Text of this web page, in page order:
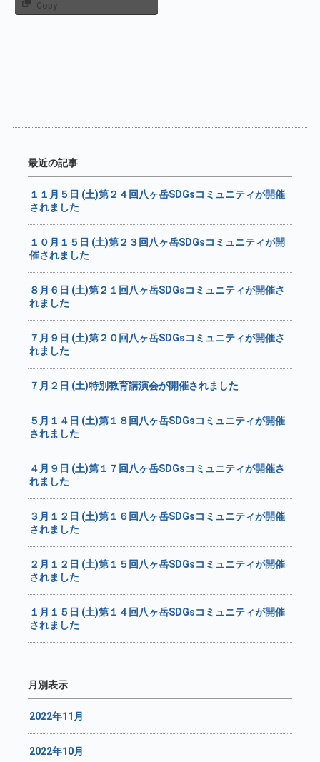
Copy
最近の記事
１１月５日 (土)第２４回八ヶ岳SDGsコミュニティが開催
されました
１０月１５日 (土)第２３回八ヶ岳SDGsコミュニティが開
催されました
８月６日 (土)第２１回八ヶ岳SDGsコミュニティが開催さ
れました
７月９日 (土)第２０回八ヶ岳SDGsコミュニティが開催さ
れました
７月２日 (土)特別教育講演会が開催されました
５月１４日 (土)第１８回八ヶ岳SDGsコミュニティが開催
されました
４月９日 (土)第１７回八ヶ岳SDGsコミュニティが開催さ
れました
３月１２日 (土)第１６回八ヶ岳SDGsコミュニティが開催
されました
２月１２日 (土)第１５回八ヶ岳SDGsコミュニティが開催
されました
１月１５日 (土)第１４回八ヶ岳SDGsコミュニティが開催
されました
月別表示
2022年11月
2022年10月